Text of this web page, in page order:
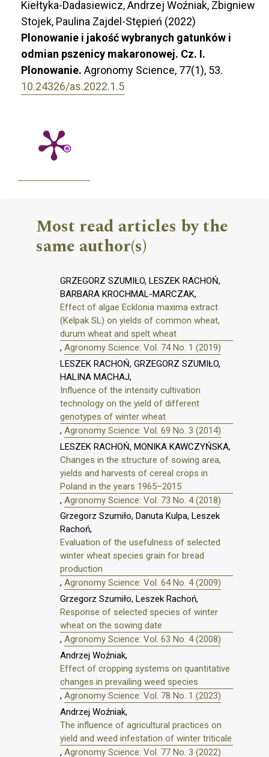
Kiełtyka-Dadasiewicz, Andrzej Woźniak, Zbigniew
Stojek, Paulina Zajdel-Stępień (2022)
Plonowanie i jakość wybranych gatunków i
odmian pszenicy makaronowej. Cz. I.
Plonowanie. Agronomy Science, 77(1), 53.
10.24326/as.2022.1.5
Most read articles by the
same author(s)
GRZEGORZ SZUMIŁO, LESZEK RACHOŃ,
BARBARA KROCHMAL-MARCZAK,
Effect of algae Ecklonia maxima extract
(Kelpak SL) on yields of common wheat,
durum wheat and spelt wheat
, Agronomy Science: Vol. 74 No. 1 (2019)
LESZEK RACHOŃ, GRZEGORZ SZUMIŁO,
HALINA MACHAJ,
Influence of the intensity cultivation
technology on the yield of different
genotypes of winter wheat
, Agronomy Science: Vol. 69 No. 3 (2014)
LESZEK RACHOŃ, MONIKA KAWCZYŃSKA,
Changes in the structure of sowing area,
yields and harvests of cereal crops in
Poland in the years 1965–2015
, Agronomy Science: Vol. 73 No. 4 (2018)
Grzegorz Szumiło, Danuta Kulpa, Leszek
Rachoń,
Evaluation of the usefulness of selected
winter wheat species grain for bread
production
, Agronomy Science: Vol. 64 No. 4 (2009)
Grzegorz Szumiło, Leszek Rachoń,
Response of selected species of winter
wheat on the sowing date
, Agronomy Science: Vol. 63 No. 4 (2008)
Andrzej Woźniak,
Effect of cropping systems on quantitative
changes in prevailing weed species
, Agronomy Science: Vol. 78 No. 1 (2023)
Andrzej Woźniak,
The influence of agricultural practices on
yield and weed infestation of winter triticale
, Agronomy Science: Vol. 77 No. 3 (2022)